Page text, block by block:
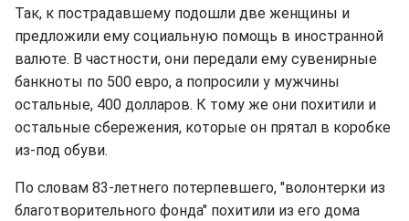
Так, к пострадавшему подошли две женщины и
предложили ему социальную помощь в иностранной
валюте. В частности, они передали ему сувенирные
банкноты по 500 евро, а попросили у мужчины
остальные, 400 долларов. К тому же они похитили и
остальные сбережения, которые он прятал в коробке
из-под обуви.
По словам 83-летнего потерпевшего, "волонтерки из
благотворительного фонда" похитили из его дома